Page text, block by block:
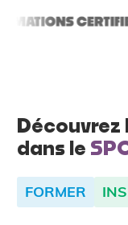
dans le
FORMER